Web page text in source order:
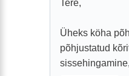
Tere,
Üheks köha
põhjustatud